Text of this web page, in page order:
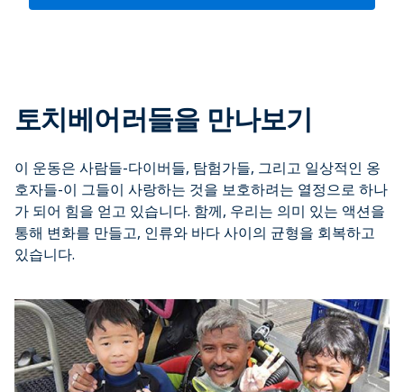
토치베어러들을 만나보기
이 운동은 사람들-다이버들, 탐험가들, 그리고 일상적인 옹
호자들-이 그들이 사랑하는 것을 보호하려는 열정으로 하나
가 되어 힘을 얻고 있습니다. 함께, 우리는 의미 있는 액션을
통해 변화를 만들고, 인류와 바다 사이의 균형을 회복하고
있습니다.